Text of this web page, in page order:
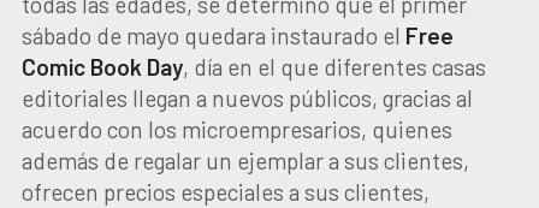
sábado de mayo quedara instaurado el Free
Comic Book Day, día en el que diferentes casas
editoriales llegan a nuevos públicos, gracias al
acuerdo con los microempresarios, quienes
además de regalar un ejemplar a sus clientes,
ofrecen precios especiales a sus clientes,